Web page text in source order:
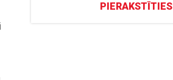
PIERAKSTĪTIES